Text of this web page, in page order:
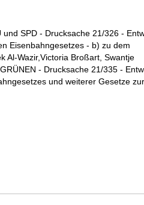
SPD - Drucksache 21/326 -
Eisenbahngesetzes - b) zu dem
Al-Wazir,Victoria Broßart, Swantje
- Drucksache 21/335 -
und weiterer Gesetze zur